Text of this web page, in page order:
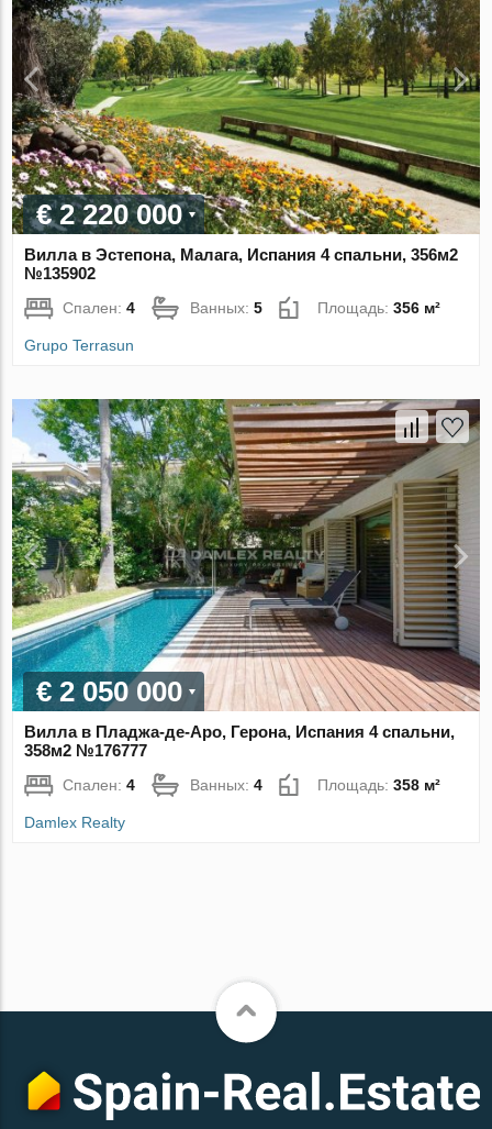
€ 2 220 000
Вилла в Эстепона, Малага, Испания 4 спальни, 356м2
№135902
Спален:4 Ванных:5 Площадь:356 м²
Grupo Terrasun
€ 2 050 000
Вилла в Пладжа-де-Аро, Герона, Испания 4 спальни,
358м2 №176777
Спален:4 Ванных:4 Площадь:358 м²
Damlex Realty